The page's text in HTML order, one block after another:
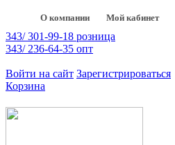
О компании Мой кабинет
343/ 301-99-18 розница
343/ 236-64-35 опт
Войти на сайт Зарегистрироваться
Корзина